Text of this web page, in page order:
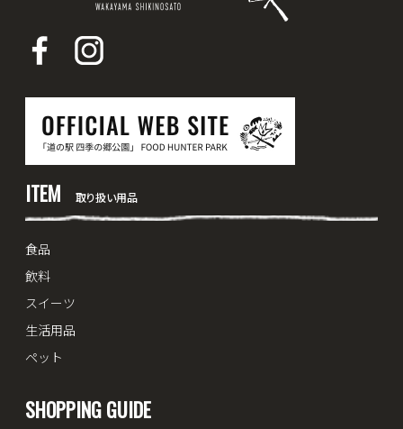
ITEM 取り扱い用品
食品
飲料
スイーツ
生活用品
ペット
SHOPPING GUIDE